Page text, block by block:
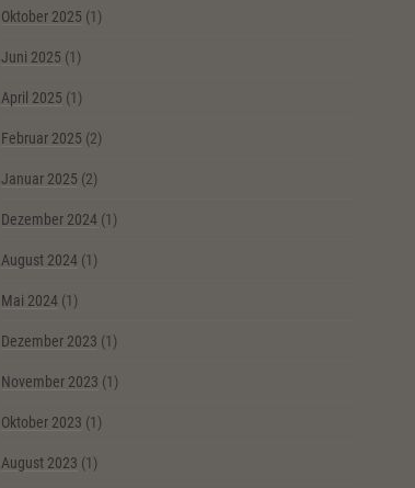
Oktober 2025 (1)
Juni 2025 (1)
April 2025 (1)
Februar 2025 (2)
Januar 2025 (2)
Dezember 2024(1)
August 2024(1)
Mai 2024(1)
Dezember 2023 (1)
November 2023 (1)
Oktober 2023 (1)
August 2023 (1)